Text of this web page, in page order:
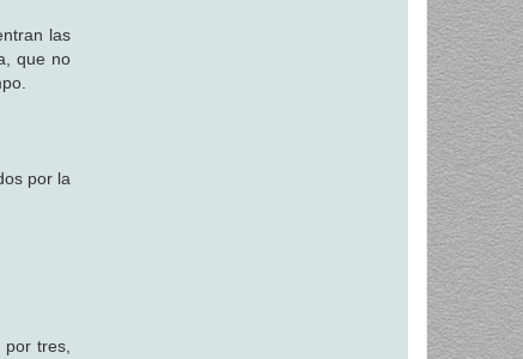
las
que no
por la
por tres,